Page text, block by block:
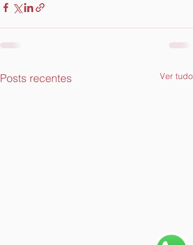
Posts recentes Ver tudo